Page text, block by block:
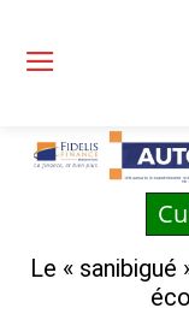
Le «